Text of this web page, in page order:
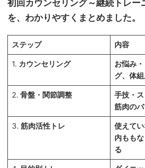
初回カウンセリング～継続トレー
を、わかりやすくまとめました。
ステップ 内容
1. カウンセリング
お悩み
グ、体
2. 骨盤・関節調整
手技・
筋肉の
3. 筋肉活性トレ
使えて
内もも
る